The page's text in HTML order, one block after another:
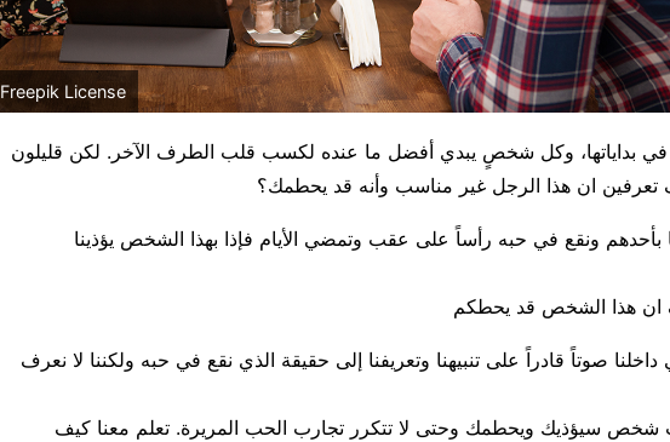
Freepik License
في بداياتها، وكل شخصٍ يبدي أفضل ما عنده لكسب قلب الطرف الآخر. لكن قليلون
ان هذا الرجل غير مناسب وأنه قد يحطمك؟
بأحدهم ونقع في حبه رأساً على عقب وتمضي الأيام فإذا بهذا الشخص يؤذينا
ان هذا الشخص قد يحطكم
صوتاً قادراً على تنبيهنا وتعريفنا إلى حقيقة الذي نقع في حبه ولكننا لا نعرف
سيؤذيك ويحطمك وحتى لا تتكرر تجارب الحب المريرة. تعلم معنا كيف